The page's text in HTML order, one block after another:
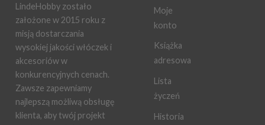
LindeHobby zostało
założone w 2015 roku z
misją dostarczania
wysokiej jakości włóczek i
akcesoriów w
konkurencyjnych cenach.
Zawsze zapewniamy
najlepszą możliwą obsługę
klienta, aby twój projekt
Moje
konto
Książka
adresowa
Lista
życzeń
Historia